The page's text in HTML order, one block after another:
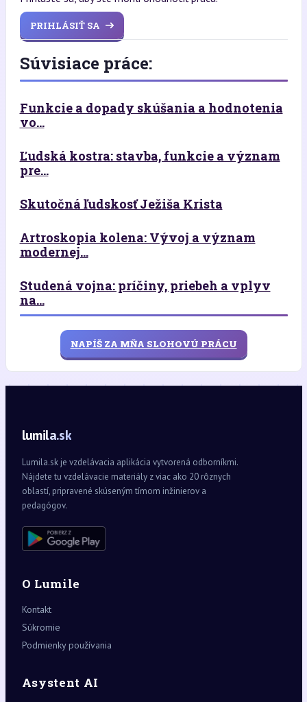
PRIHLÁSIŤ SA
Súvisiace práce:
Funkcie a dopady skúšania a hodnotenia
vo...
Ľudská kostra: stavba, funkcie a význam
pre...
Skutočná ľudskosť Ježiša Krista
Artroskopia kolena: Vývoj a význam
modernej...
Studená vojna: príčiny, priebeh a vplyv
na...
NAPÍŠ ZA MŇA SLOHOVÚ PRÁCU
lumila.sk
Lumila.sk je vzdelávacia aplikácia vytvorená odborníkmi.
Nájdete tu vzdelávacie materiály z viac ako 20 rôznych
oblastí, pripravené skúseným tímom inžinierov a
pedagógov.
O Lumile
Kontakt
Súkromie
Podmienky používania
Asystent AI